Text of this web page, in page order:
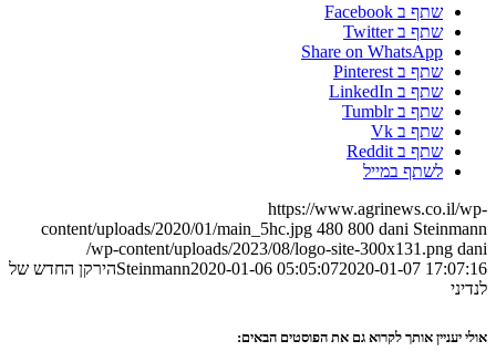
שתף ב Facebook
שתף ב Twitter
Share on WhatsApp
שתף ב Pinterest
שתף ב LinkedIn
שתף ב Tumblr
שתף ב Vk
שתף ב Reddit
לשתף במייל
https://www.agrinews.co.il/wp-
content/uploads/2020/01/main_5hc.jpg 480 800 dani Steinmann
/wp-content/uploads/2023/08/logo-site-300x131.png dani
Steinmann2020-01-06 05:05:072020-01-07 17:07:16
הירקן החדש של
לנדיני
אולי יעניין אותך לקרוא גם את הפוסטים הבאים: